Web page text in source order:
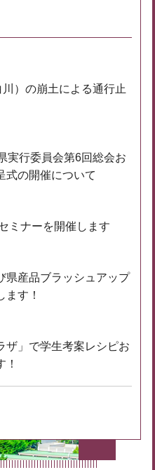
）の崩土による通行止
実行委員会第6回総会お
式の開催について
ミナーを開催します
県産品ブラッシュアップ
す！
ザ」で学生考案レシピお